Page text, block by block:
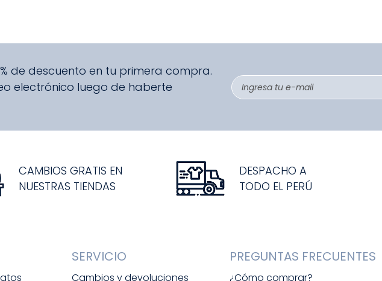
de descuento en tu primera compra.
electrónico luego de haberte
CAMBIOS GRATIS EN
NUESTRAS TIENDAS
DESPACHO A
TODO EL PERÚ
SERVICIO
Cambios y devoluciones
PREGUNTAS FRECUENTES
¿Cómo comprar?